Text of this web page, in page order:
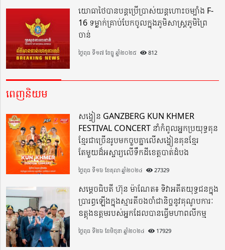
យោធាថៃបានបន្តប្រើប្រាស់យន្តហោះចម្បាំង F-
16 ទម្លាក់គ្រាប់បែកចូលក្នុងភូមិសាស្ត្រភូមិព្រៃ
ចាន់
ថ្ងៃពុធ ទី១៧ ខែធ្នូ ឆ្នាំ២០២៥ 812
ពេញនិយម
សង្វៀន GANZBERG KUN KHMER
FESTIVAL CONCERT នាំកំពូលអ្នកប្រយុទ្ធគុន
ខ្មែរជាច្រើនរូបមកចួបគ្នាលើសង្វៀនគុនខ្មែរ
តែមួយដ៏អស្ចារ្យលើទឹកដីខេត្តបាត់ដំបង
ថ្ងៃពុធ ទី១៦ ខែតុលា ឆ្នាំ២០២៤ 27329
សម្តេចធិបតី ហ៊ុន ម៉ាណែត៖ ទិវាអតីតយុទ្ធជនក្នុង
ប្រារព្ធឡើងក្នុងស្មារតីចងចាំជានិច្ចនូវគុណូបការៈ
ឧត្តុងឧត្តមរបស់អ្នកដែលបានធ្វើមហាពលីកម្ម
ថ្ងៃពុធ ទី២៦ ខែមិថុនា ឆ្នាំ២០២៤ 17929